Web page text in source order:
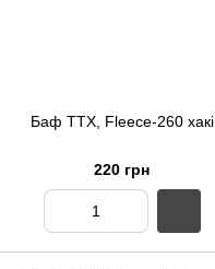
Баф ТТХ, Fleece-260 хакі
220 грн